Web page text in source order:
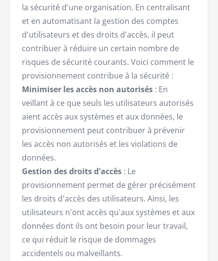
la sécurité d'une organisation. En centralisant
et en automatisant la gestion des comptes
d'utilisateurs et des droits d'accès, il peut
contribuer à réduire un certain nombre de
risques de sécurité courants. Voici comment le
provisionnement contribue à la sécurité :
Minimiser les accès non autorisés : En
veillant à ce que seuls les utilisateurs autorisés
aient accès aux systèmes et aux données, le
provisionnement peut contribuer à prévenir
les accès non autorisés et les violations de
données.
Gestion des droits d'accès : Le
provisionnement permet de gérer précisément
les droits d'accès des utilisateurs. Ainsi, les
utilisateurs n'ont accès qu'aux systèmes et aux
données dont ils ont besoin pour leur travail,
ce qui réduit le risque de dommages
accidentels ou malveillants.